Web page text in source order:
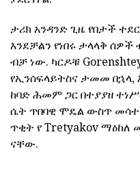
ታሪክ አንዳንድ ጊዜ የበታች
እንደቻልን የነበሩ ታላላቅ
ብቻ ነው. ካርዶቹ
የኢንሰፍላይትስና ታመመ በኋላ,
ከባድ ሕመም ጋር በተያያዘ
ሴት ጥበባዊ ሞዴል ውስጥ
ጥቂት የ Tretyakov ማዕከለ
ናቸው.